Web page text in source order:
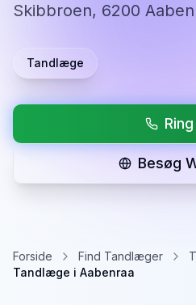
Skibbroen, 6200
Tandlæge
Besøg
Forside Find Tandlæger
Tandlæge i Aabenraa